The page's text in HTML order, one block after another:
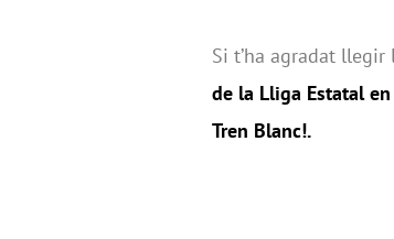
Si t’ha agradat
de la Lliga Estatal
Tren Blanc!.